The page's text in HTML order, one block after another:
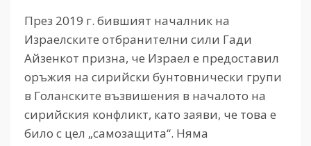
През 2019 г. бившият началник на
Израелските отбранителни сили Гади
Айзенкот призна, че Израел е предоставил
оръжия на сирийски бунтовнически групи
в Голанските възвишения в началото на
сирийския конфликт, като заяви, че това е
било с цел „самозащита“. Няма